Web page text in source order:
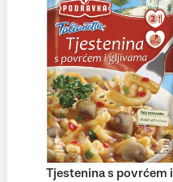
Tjestenina s povrćem i